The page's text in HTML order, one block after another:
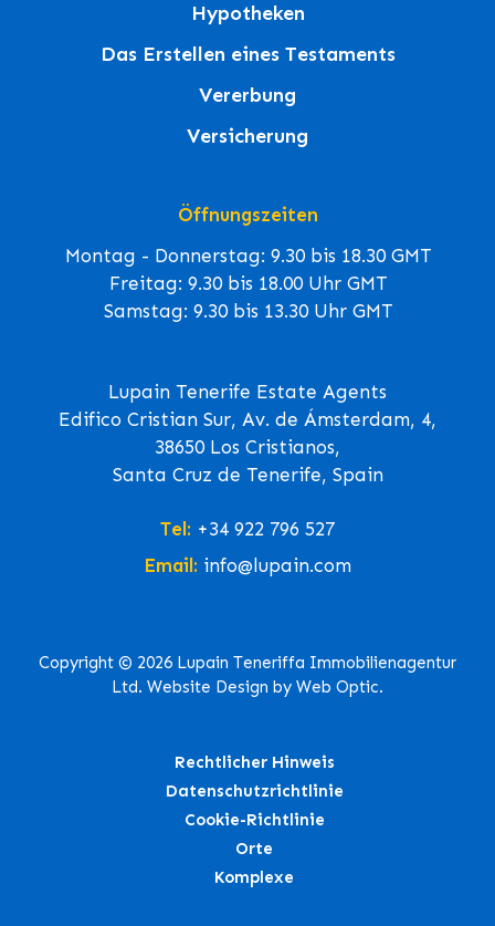
Hypotheken
Das Erstellen eines Testaments
Vererbung
Versicherung
Öffnungszeiten
Montag - Donnerstag: 9.30 bis 18.30 GMT
Freitag: 9.30 bis 18.00 Uhr GMT
Samstag: 9.30 bis 13.30 Uhr GMT
Lupain Tenerife Estate Agents
Edifico Cristian Sur, Av. de Ámsterdam, 4,
38650 Los Cristianos,
Santa Cruz de Tenerife, Spain
Tel: +34 922 796 527
Email: info@lupain.com
Copyright © 2026 Lupain Teneriffa Immobilienagentur
Ltd. Website Design by Web Optic.
Rechtlicher Hinweis
Datenschutzrichtlinie
Cookie-Richtlinie
Orte
Komplexe